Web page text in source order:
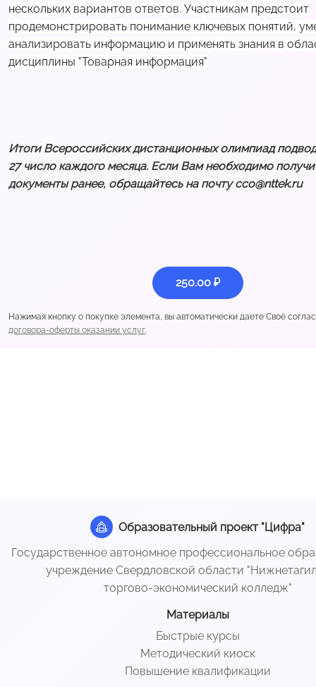
нескольких вариантов ответов. Участникам предстоит
продемонстрировать понимание ключевых понятий,
анализировать информацию и применять знания в
дисциплины "Товарная информация"
Итоги Всероссийских дистанционных олимпиад
27 число каждого месяца. Если Вам необходимо
документы ранее, обращайтесь на почту cco@nttek.ru
250.00 ₽
Нажимая кнопку о покупке элемента, вы автоматически даете Своё
договора-оферты оказании услуг.
Материалы
Быстрые курсы
Методический киоск
Повышение квалификации
Образовательный проект "Цифра"
Государственное автономное профессиональное
учреждение Свердловской области
торгово-экономический колледж"